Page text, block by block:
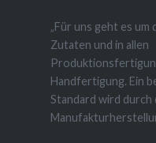
„Für uns geht es
Zutaten und in allen
Handfertigung. Ein
Standard wird durch